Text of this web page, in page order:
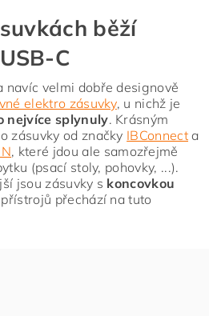
běží
C
navíc velmi dobře designově
elektro zásuvky, u nichž je
nejvíce splynuly. Krásným
zásuvky od značky IBConnect a
, které jdou ale samozřejmě
(psací stoly, pohovky, ...).
jsou zásuvky s koncovkou
přechází na tuto